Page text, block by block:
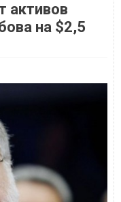
активов
на $2,5